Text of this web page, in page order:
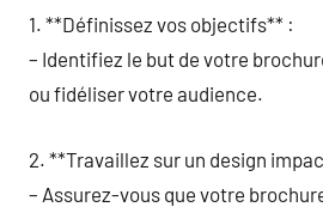
1. **Définissez vos objectifs** :
– Identifiez le but de votre
ou fidéliser votre audience.
2. **Travaillez sur un design
– Assurez-vous que votre